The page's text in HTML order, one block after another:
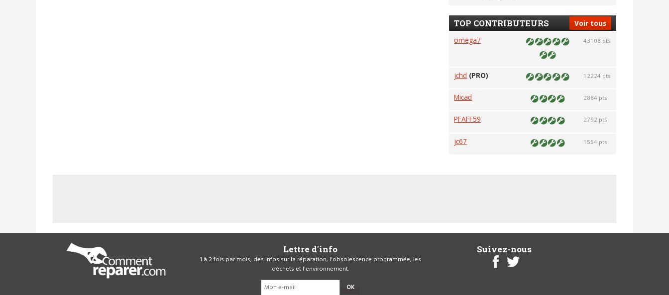
Voir tous
TOP CONTRIBUTEURS
omega7 43108 pts
jchd (PRO) 12224 pts
Micad 2884 pts
PFAFF59 2792 pts
jc67 1554 pts
Lettre d'info
1 à 2 fois par mois, des infos sur la réparation, l'obsolescence programmée, les
déchets et l'environnement.
OK
Suivez-nous